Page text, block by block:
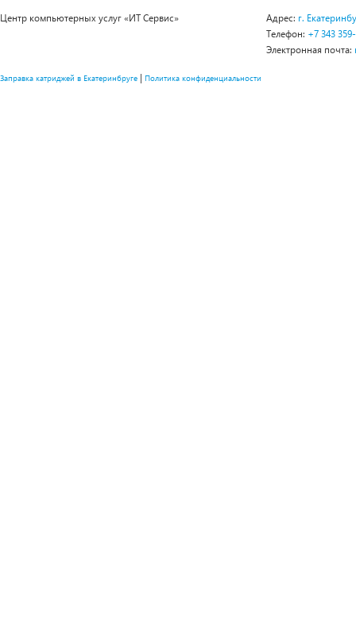
Центр компьютерных услуг «ИТ Сервис» Адрес: г.
Телефон: +7 343
Электронная почта:
Заправка катриджей в Екатеринбруге | Политика конфиденциальности